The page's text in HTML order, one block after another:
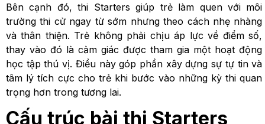
Bên cạnh đó, thi Starters giúp trẻ làm quen với môi
trường thi cử ngay từ sớm nhưng theo cách nhẹ nhàng
và thân thiện. Trẻ không phải chịu áp lực về điểm số,
thay vào đó là cảm giác được tham gia một hoạt động
học tập thú vị. Điều này góp phần xây dựng sự tự tin và
tâm lý tích cực cho trẻ khi bước vào những kỳ thi quan
trọng hơn trong tương lai.
Cấu trúc bài thi Starters